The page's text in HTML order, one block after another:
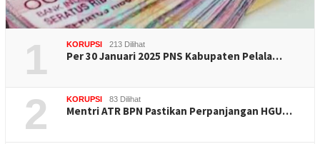
1 KORUPSI 213 Dilihat
Per 30 Januari 2025 PNS Kabupaten Pelala…
2 KORUPSI 83 Dilihat
Mentri ATR BPN Pastikan Perpanjangan HGU…